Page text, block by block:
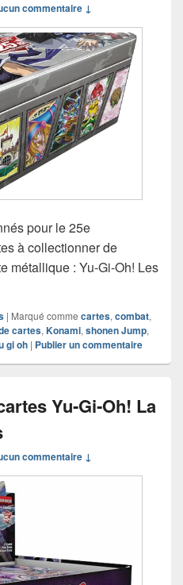
commentaire ↓
pour le 25e
à collectionner de
métallique : Yu‑Gi‑Oh! Les
| Marqué comme cartes,combat,
cartes,Konami,shonen Jump,
gi oh | Publier un commentaire
Yu‑Gi‑Oh! La
commentaire ↓